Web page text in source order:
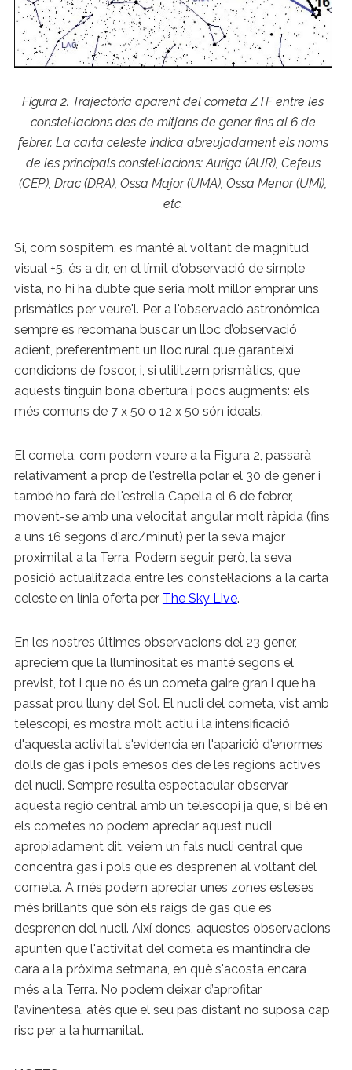
Figura 2. Trajectòria aparent del cometa ZTF entre les
constel·lacions des de mitjans de gener fins al 6 de
febrer. La carta celeste indica abreujadament els noms
de les principals constel·lacions: Auriga (AUR), Cefeus
(CEP), Drac (DRA), Ossa Major (UMA), Ossa Menor (UMi),
etc.
Si, com sospitem, es manté al voltant de magnitud
visual +5, és a dir, en el límit d'observació de simple
vista, no hi ha dubte que seria molt millor emprar uns
prismàtics per veure'l. Per a l'observació astronòmica
sempre es recomana buscar un lloc d’observació
adient, preferentment un lloc rural que garanteixi
condicions de foscor, i, si utilitzem prismàtics, que
aquests tinguin bona obertura i pocs augments: els
més comuns de 7 x 50 o 12 x 50 són ideals.
El cometa, com podem veure a la Figura 2, passarà
relativament a prop de l'estrella polar el 30 de gener i
també ho farà de l'estrella Capella el 6 de febrer,
movent-se amb una velocitat angular molt ràpida (fins
a uns 16 segons d'arc/minut) per la seva major
proximitat a la Terra. Podem seguir, però, la seva
posició actualitzada entre les constel·lacions a la carta
celeste en línia oferta per The Sky Live.
En les nostres últimes observacions del 23 gener,
apreciem que la lluminositat es manté segons el
previst, tot i que no és un cometa gaire gran i que ha
passat prou lluny del Sol. El nucli del cometa, vist amb
telescopi, es mostra molt actiu i la intensificació
d'aquesta activitat s'evidencia en l'aparició d'enormes
dolls de gas i pols emesos des de les regions actives
del nucli. Sempre resulta espectacular observar
aquesta regió central amb un telescopi ja que, si bé en
els cometes no podem apreciar aquest nucli
apropiadament dit, veiem un fals nucli central que
concentra gas i pols que es desprenen al voltant del
cometa. A més podem apreciar unes zones esteses
més brillants que són els raigs de gas que es
desprenen del nucli. Així doncs, aquestes observacions
apunten que l'activitat del cometa es mantindrà de
cara a la pròxima setmana, en què s'acosta encara
més a la Terra. No podem deixar d’aprofitar
l’avinentesa, atès que el seu pas distant no suposa cap
risc per a la humanitat.